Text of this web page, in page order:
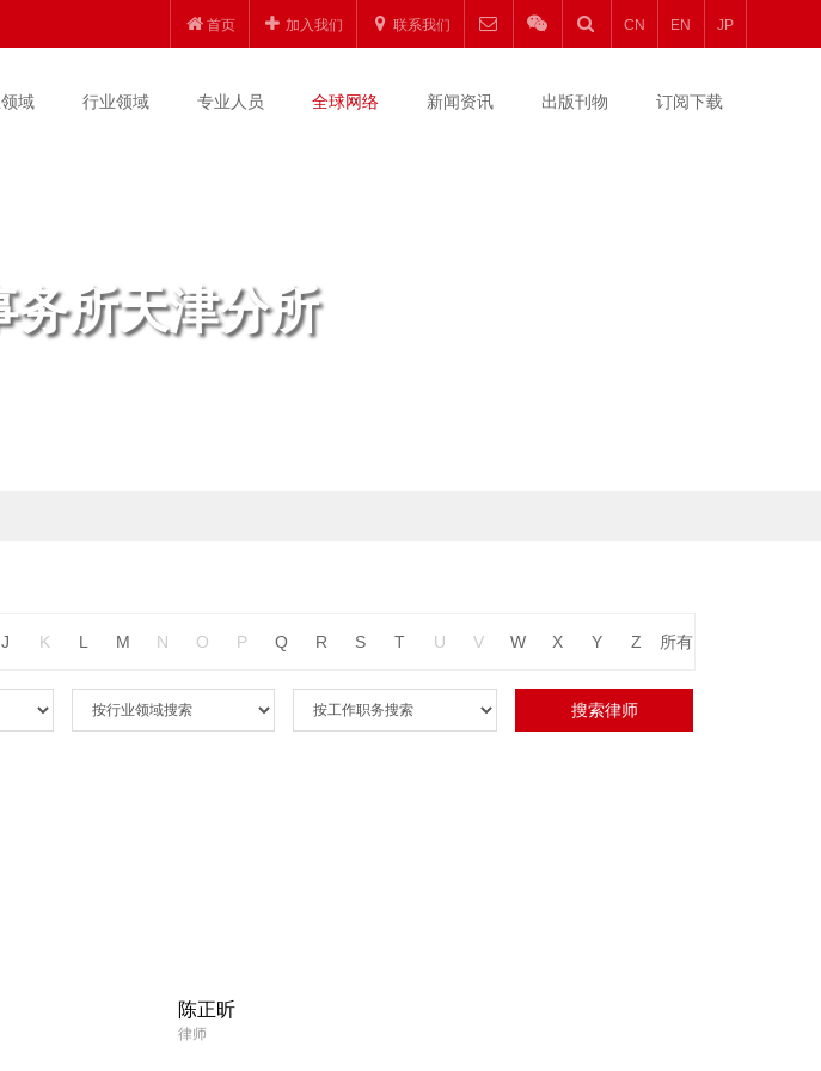
首页 加入我们 联系我们 CN EN JP
域 行业领域 专业人员 全球网络 新闻资讯 出版刊物 订阅下载
务所天津分所
J K L M N O P Q R S T U V W X Y Z 所有
陈正昕
律师